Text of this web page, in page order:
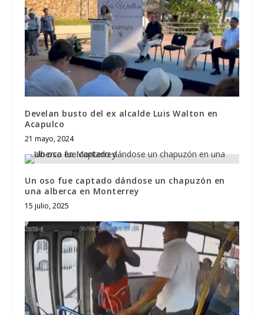
Develan busto del ex alcalde Luis Walton en
Acapulco
21 mayo, 2024
Un oso fue captado dándose un chapuzón en
una alberca en Monterrey
15 julio, 2025